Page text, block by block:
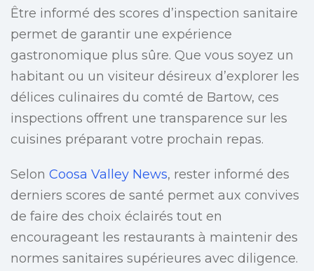
Être informé des scores d’inspection sanitaire
permet de garantir une expérience
gastronomique plus sûre. Que vous soyez un
habitant ou un visiteur désireux d’explorer les
délices culinaires du comté de Bartow, ces
inspections offrent une transparence sur les
cuisines préparant votre prochain repas.
Selon Coosa Valley News, rester informé des
derniers scores de santé permet aux convives
de faire des choix éclairés tout en
encourageant les restaurants à maintenir des
normes sanitaires supérieures avec diligence.